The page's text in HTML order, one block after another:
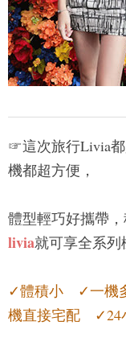
☞這次旅行Livia
機都超方便，
體型輕巧好攜帶
livia就可享全系列
✓體積小 ✓一機
機直接宅配 ✓24